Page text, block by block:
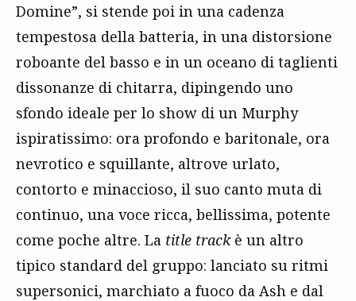
Domine”, si stende poi in una cadenza
tempestosa della batteria, in una distorsione
roboante del basso e in un oceano di taglienti
dissonanze di chitarra, dipingendo uno
sfondo ideale per lo show di un Murphy
ispiratissimo: ora profondo e baritonale, ora
nevrotico e squillante, altrove urlato,
contorto e minaccioso, il suo canto muta di
continuo, una voce ricca, bellissima, potente
come poche altre. La title trackè un altro
tipico standard del gruppo: lanciato su ritmi
supersonici, marchiato a fuoco da Ash e dal